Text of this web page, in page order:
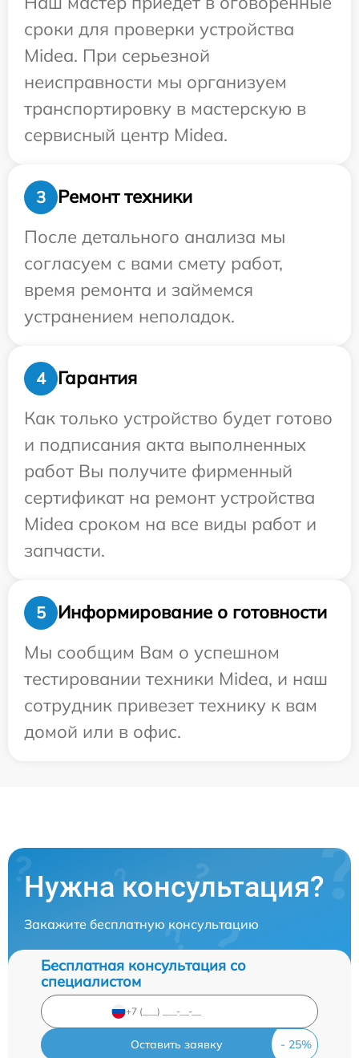
сроки для проверки устройства
Midea. При серьезной
неисправности мы организуем
транспортировку в мастерскую в
сервисный центр Midea.
3
Ремонт техники
После детального анализа мы
согласуем с вами смету работ,
время ремонта и займемся
устранением неполадок.
4
Гарантия
Как только устройство будет готово
и подписания акта выполненных
работ Вы получите фирменный
сертификат на ремонт устройства
Midea сроком на все виды работ и
запчасти.
5
Информирование о готовности
Мы сообщим Вам о успешном
тестировании техники Midea, и наш
сотрудник привезет технику к вам
домой или в офис.
Нужна консультация?
Закажите бесплатную консультацию
Бесплатная консультация со
специалистом
Оставить заявку